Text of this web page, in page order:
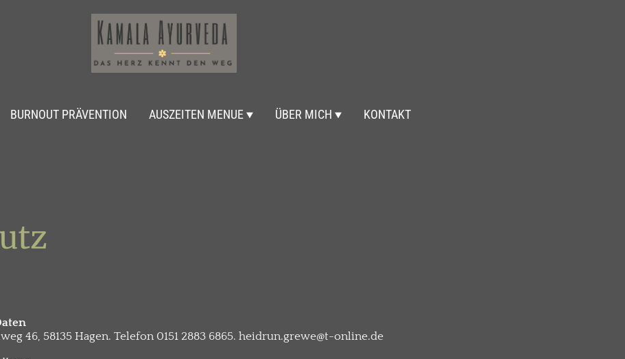
BURNOUT PRÄVENTION AUSZEITEN MENUE ÜBER MICH KONTAKT
46, 58135 Hagen. Telefon 0151 2883 6865. heidrun.grewe@t-online.de